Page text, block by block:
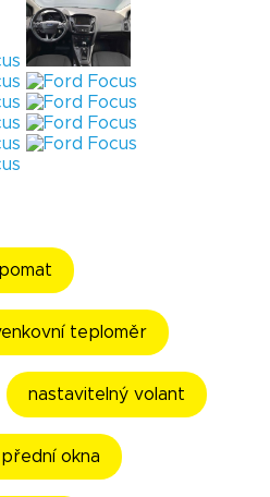
teploměr
nastavitelný volant
přední okna